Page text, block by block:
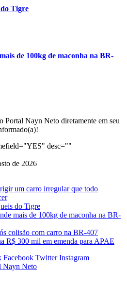
Tigre
de 100kg de maconha na BR-
Portal Nayn Neto diretamente em seu
desc=""
de 2026
um carro irregular que todo
do Tigre
mais de 100kg de maconha na BR-
colisão com carro na BR-407
R$ 300 mil em emenda para APAE
Facebook Twitter Instagram